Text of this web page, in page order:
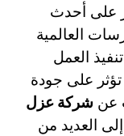
على أحدث
العالمية
العمل
على جودة
عن شركة عزل
العديد من